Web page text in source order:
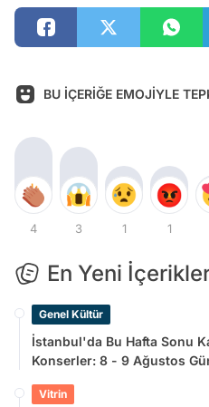
BU İÇERİĞE EMOJİYLE
4 3 1 1
En Yeni
Genel Kültür
İstanbul'da Bu Hafta Sonu
Konserler: 8 - 9 Ağustos
Vitrin